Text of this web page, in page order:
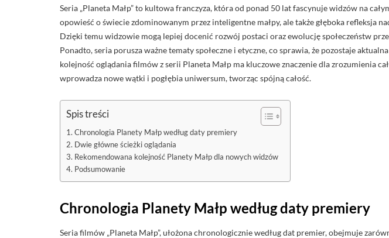
Seria „Planeta Małp” to kultowa franczyza, która od ponad 50 lat fascynuje widzów na
opowieść o świecie zdominowanym przez inteligentne małpy, ale także głęboka refleksja
Dzięki temu widzowie mogą lepiej docenić rozwój postaci oraz ewolucję społeczeństw
Ponadto, seria porusza ważne tematy społeczne i etyczne, co sprawia, że pozostaje
kolejność oglądania filmów z serii Planeta Małp ma kluczowe znaczenie dla zrozumienia
wprowadza nowe wątki i pogłębia uniwersum, tworząc spójną całość.
Spis treści
Chronologia Planety Małp według daty premiery
Dwie główne ścieżki oglądania
Rekomendowana kolejność Planety Małp dla nowych widzów
Podsumowanie
Chronologia Planety Małp według daty premiery
Seria filmów „Planeta Małp”, ułożona chronologicznie według dat premier, obejmuje